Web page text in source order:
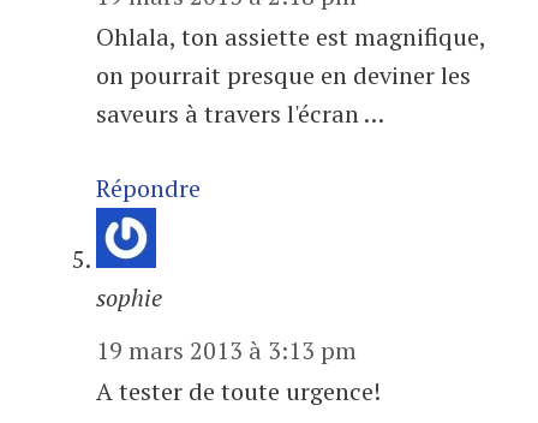
Ohlala, ton assiette est magnifique,
on pourrait presque en deviner les
saveurs à travers l'écran …
Répondre
sophie
19 mars 2013 à 3:13 pm
A tester de toute urgence!